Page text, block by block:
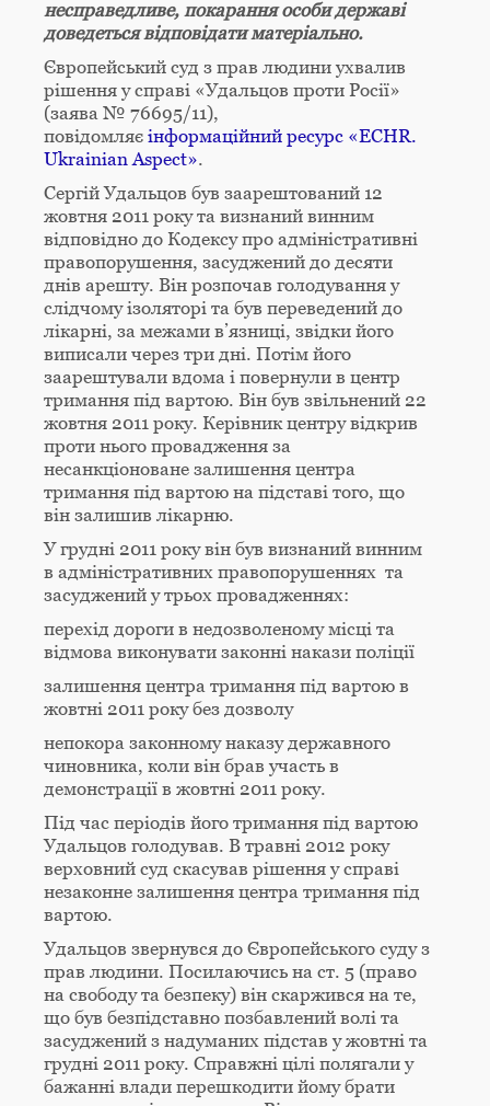
несправедливе, покарання особи державі
доведеться відповідати матеріально.
Європейський суд з прав людини ухвалив
рішення у справі «Удальцов проти Росії»
(заява № 76695/11),
повідомляє інформаційний ресурс «ECHR.
Ukrainian Aspect».
Сергій Удальцов був заарештований 12
жовтня 2011 року та визнаний винним
відповідно до Кодексу про адміністративні
правопорушення, засуджений до десяти
днів арешту. Він розпочав голодування у
слідчому ізоляторі та був переведений до
лікарні, за межами в’язниці, звідки його
виписали через три дні. Потім його
заарештували вдома і повернули в центр
тримання під вартою. Він був звільнений 22
жовтня 2011 року. Керівник центру відкрив
проти нього провадження за
несанкціоноване залишення центра
тримання під вартою на підставі того, що
він залишив лікарню.
У грудні 2011 року він був визнаний винним
в адміністративних правопорушеннях та
засуджений у трьох провадженнях:
перехід дороги в недозволеному місці та
відмова виконувати законні накази поліції
залишення центра тримання під вартою в
жовтні 2011 року без дозволу
непокора законному наказу державного
чиновника, коли він брав участь в
демонстрації в жовтні 2011 року.
Під час періодів його тримання під вартою
Удальцов голодував. В травні 2012 року
верховний суд скасував рішення у справі
незаконне залишення центра тримання під
вартою.
Удальцов звернувся до Європейського суду з
прав людини. Посилаючись на ст. 5 (право
на свободу та безпеку) він скаржився на те,
що був безпідставно позбавлений волі та
засуджений з надуманих підстав у жовтні та
грудні 2011 року. Справжні цілі полягали у
бажанні влади перешкодити йому брати